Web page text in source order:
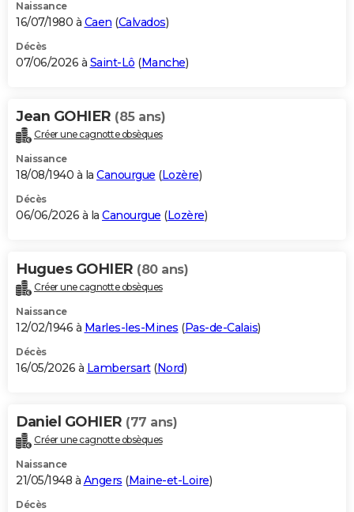
Naissance
16/07/1980 à Caen (Calvados)
Décès
07/06/2026 à Saint-Lô (Manche)
Jean GOHIER (85 ans)
Créer une cagnotte obsèques
Naissance
18/08/1940 à la Canourgue (Lozère)
Décès
06/06/2026 à la Canourgue (Lozère)
Hugues GOHIER (80 ans)
Créer une cagnotte obsèques
Naissance
12/02/1946 à Marles-les-Mines (Pas-de-Calais)
Décès
16/05/2026 à Lambersart(Nord)
Daniel GOHIER (77 ans)
Créer une cagnotte obsèques
Naissance
21/05/1948 à Angers (Maine-et-Loire)
Décès